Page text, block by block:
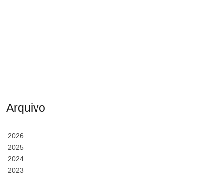
Arquivo
2026
2025
2024
2023